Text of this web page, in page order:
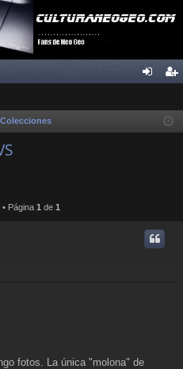
ist
Colecciones
Página 1 de 1
fotos. La única "molona" de